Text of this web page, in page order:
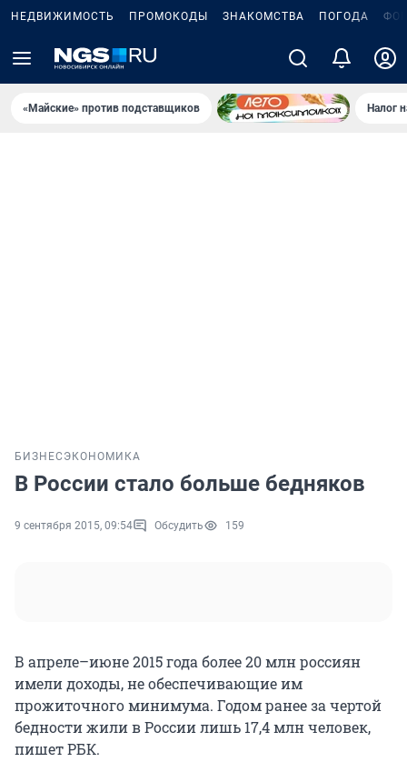
НЕДВИЖИМОСТЬ ПРОМОКОДЫ ЗНАКОМСТВА ПОГОДА
«Майские» против подставщиков Налог
БИЗНЕС ЭКОНОМИКА
В России стало больше бедняков
9 сентября 2015, 09:54 Обсудить 159
В апреле–июне 2015 года более 20 млн россиян
имели доходы, не обеспечивающие им
прожиточного минимума. Годом ранее за чертой
бедности жили в России лишь 17,4 млн человек,
пишет РБК.